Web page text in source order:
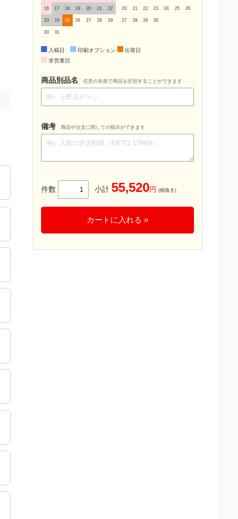
16 17 18 19 20 21 22
23 24 25 26 27 28 29
30 31
20 21 22 23 24 25 26
27 28 29 30
入稿日 印刷オプション
出荷日
非営業日
商品別品名 任意の名前で商品を区別することができます
備考 商品や注文に関しての指示ができます
件数 小計 55,520円 (税抜き)
カートに入れる »